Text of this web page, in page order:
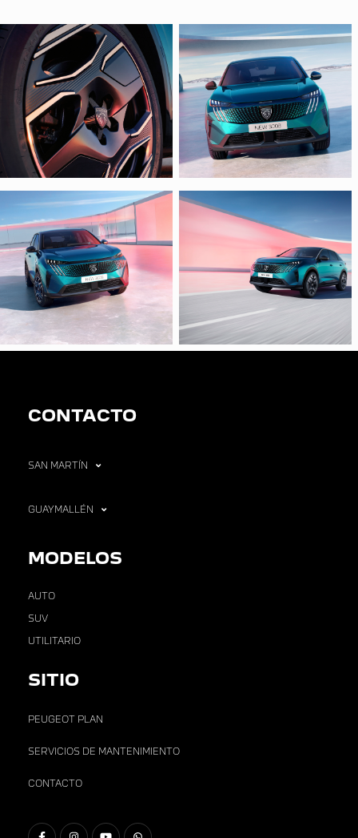
CONTACTO
SAN MARTÍN
GUAYMALLÉN
MODELOS
AUTO
SUV
UTILITARIO
SITIO
PEUGEOT PLAN
SERVICIOS DE MANTENIMIENTO
CONTACTO